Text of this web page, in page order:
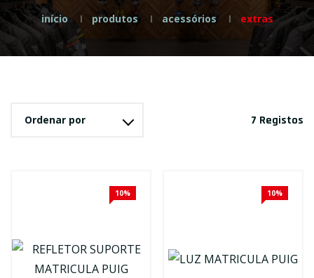
início produtos acessórios extras
Ordenar por 7 Registos
10% 10%